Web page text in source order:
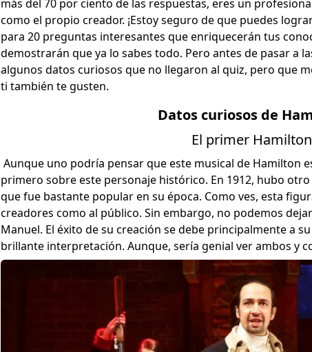
más del 70 por ciento de las respuestas, eres un
como el propio creador. ¡Estoy seguro de que puedes
para 20 preguntas interesantes que enriquecerán tus
demostrarán que ya lo sabes todo. Pero antes de pasar a
algunos datos curiosos que no llegaron al quiz, pero que
ti también te gusten.
Datos curiosos de
El primer Hamilton
Aunque uno podría pensar que este musical de Hamilton
primero sobre este personaje histórico. En 1912, hubo
que fue bastante popular en su época. Como ves, esta
creadores como al público. Sin embargo, no podemos
Manuel. El éxito de su creación se debe principalmente a
brillante interpretación. Aunque, sería genial ver ambos y